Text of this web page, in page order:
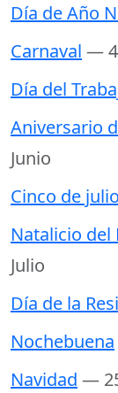
Día de Año
Carnaval — 4
Día del
Aniversario
Junio
Cinco de julio
Natalicio
Julio
Día de la
Nochebuena
Navidad —